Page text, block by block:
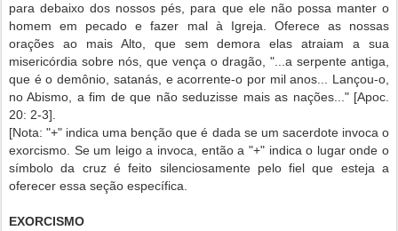
para debaixo dos nossos pés, para que ele não possa manter o
homem em pecado e fazer mal à Igreja. Oferece as nossas
orações ao mais Alto, que sem demora elas atraiam a sua
misericórdia sobre nós, que vença o dragão, "...a serpente antiga,
que é o demônio, satanás, e acorrente-o por mil anos... Lançou-o,
no Abismo, a fim de que não seduzisse mais as nações..." [Apoc.
20: 2-3].
[Nota: "+" indica uma benção que é dada se um sacerdote invoca o
exorcismo. Se um leigo a invoca, então a "+" indica o lugar onde o
símbolo da cruz é feito silenciosamente pelo fiel que esteja a
oferecer essa seção específica.
EXORCISMO